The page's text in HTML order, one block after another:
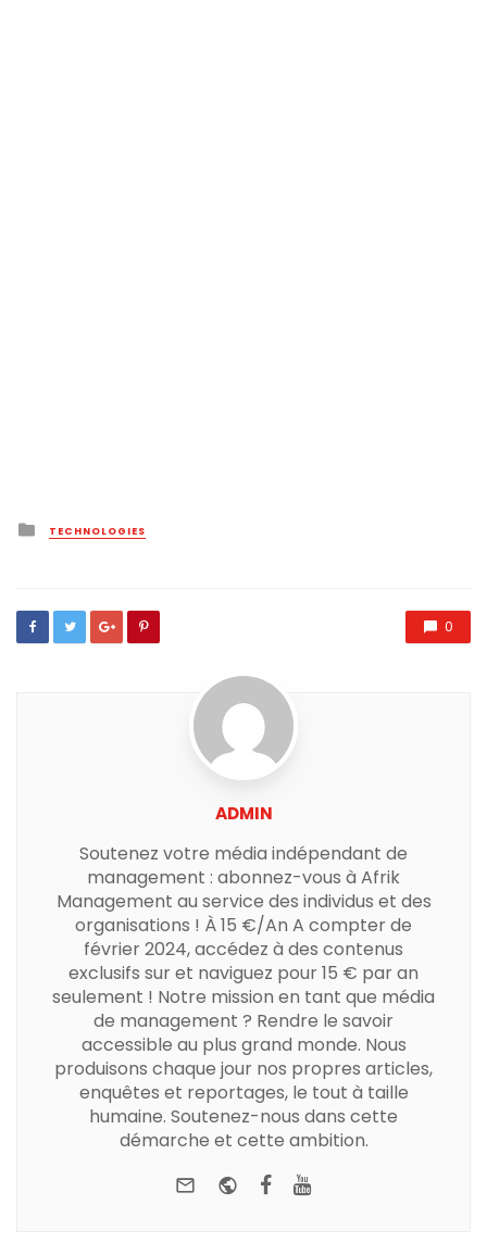
Posted
in
TECHNOLOGIES
0
ADMIN
Soutenez votre média indépendant de
management : abonnez-vous à Afrik
Management au service des individus et des
organisations ! À 15 €/An A compter de
février 2024, accédez à des contenus
exclusifs sur et naviguez pour 15 € par an
seulement ! Notre mission en tant que média
de management ? Rendre le savoir
accessible au plus grand monde. Nous
produisons chaque jour nos propres articles,
enquêtes et reportages, le tout à taille
humaine. Soutenez-nous dans cette
démarche et cette ambition.
e-mailWebsiteFacebook